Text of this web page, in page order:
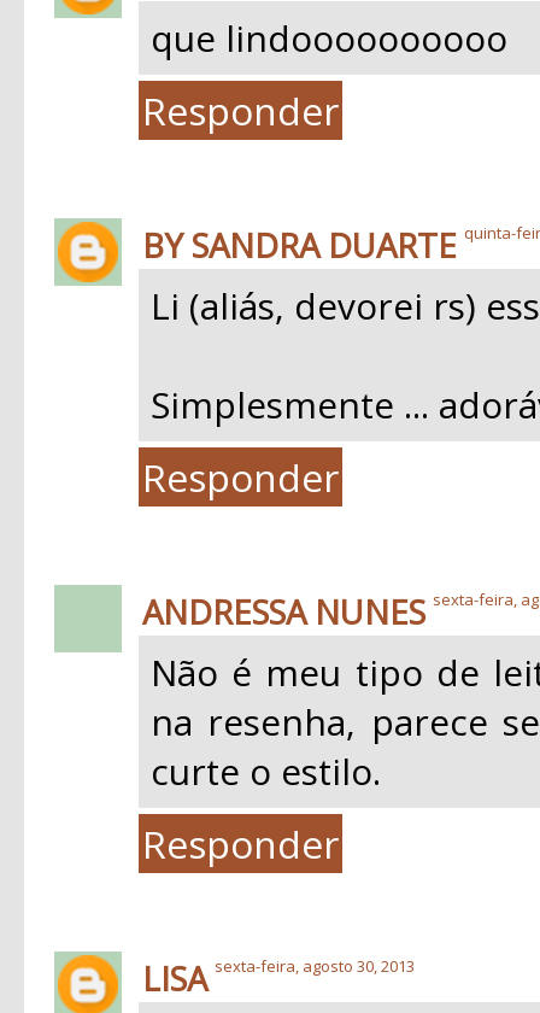
que lindoooooooooo
Responder
BY SANDRA DUARTE quinta-
Li (aliás, devorei rs)
Simplesmente ...
Responder
ANDRESSA NUNES sexta-feira,
Não é meu tipo de
na resenha, parece
curte o estilo.
Responder
LISA sexta-feira, agosto 30, 2013